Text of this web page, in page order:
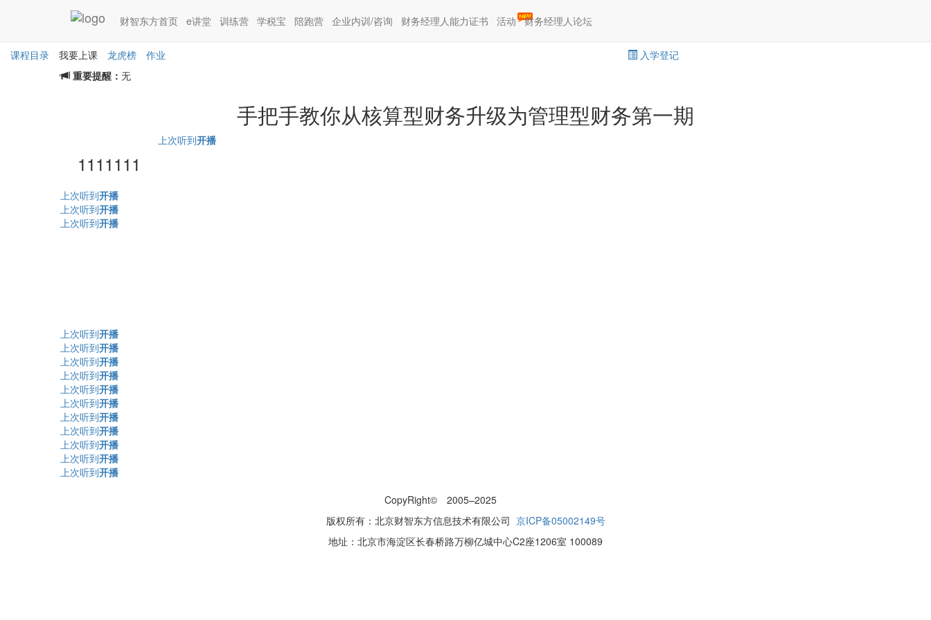
财智东方首页 e讲堂 训练营 学税宝 陪跑营(current)
企业内训/咨询 财务经理人能力证书 活动(current)
财务经理人论坛
财务实操陪跑营0基础、0经验、 从小白到高手，只需13周
课程目录 我要上课 龙虎榜 作业
入学登记
重要提醒： 无
手把手教你从核算型财务升级为管理型财务第一期
1111111
上次听到开播
上次听到开播
上次听到开播
上次听到开播
上次听到开播
上次听到开播
上次听到开播
上次听到开播
上次听到开播
上次听到开播
上次听到开播
上次听到开播
上次听到开播
上次听到开播
上次听到开播
CopyRight© 2005–2025
版权所有：北京财智东方信息技术有限公司 京ICP备05002149号
地址：北京市海淀区长春桥路万柳亿城中心C2座1206室 100089